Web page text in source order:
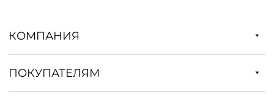
КОМПАНИЯ
ПОКУПАТЕЛЯМ